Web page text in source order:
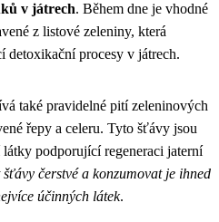
v játrech. Během dne je vhodné
z listové zeleniny, která
detoxikační procesy v játrech.
také pravidelné pití zeleninových
řepy a celeru. Tyto šťávy jsou
podporující regeneraci jaterní
čerstvé a konzumovat je ihned
účinných látek.